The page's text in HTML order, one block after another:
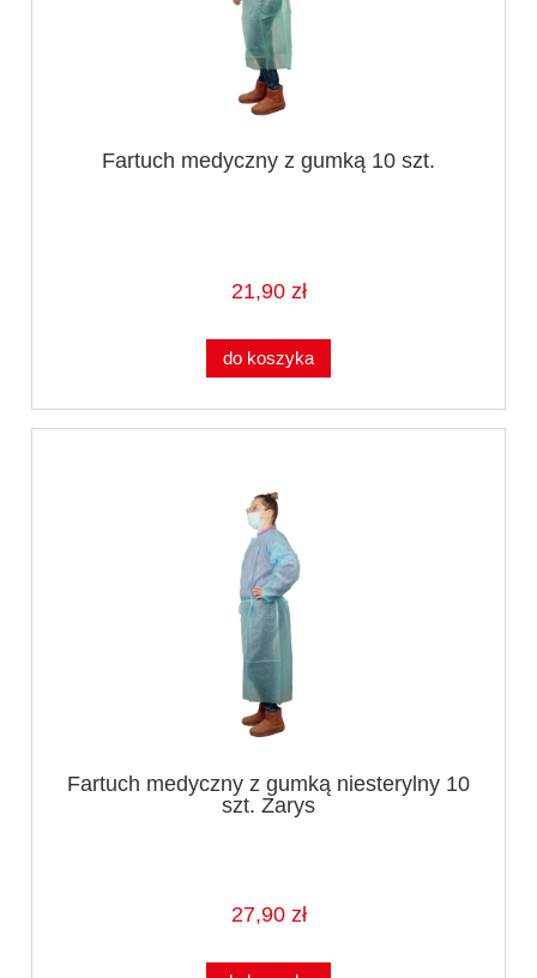
Fartuch medyczny z gumką 10 szt.
21,90 zł
do koszyka
Fartuch medyczny z gumką niesterylny 10
szt. Zarys
27,90 zł